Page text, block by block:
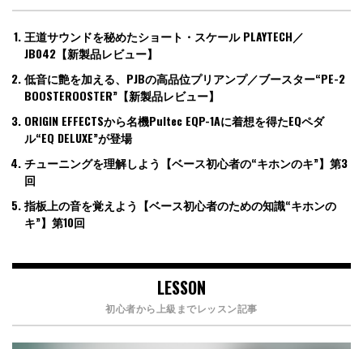
王道サウンドを秘めたショート・スケール PLAYTECH／
JB042【新製品レビュー】
低音に艶を加える、PJBの高品位プリアンプ／ブースター“PE-2
BOOSTEROOSTER”【新製品レビュー】
ORIGIN EFFECTSから名機Pultec EQP-1Aに着想を得たEQペダ
ル“EQ DELUXE”が登場
チューニングを理解しよう【ベース初心者の“キホンのキ”】第3
回
指板上の音を覚えよう【ベース初心者のための知識“キホンの
キ”】第10回
LESSON
初心者から上級までレッスン記事